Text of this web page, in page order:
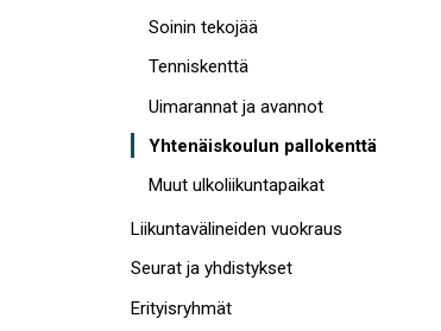
Soinin tekojää
Tenniskenttä
Uimarannat ja avannot
Yhtenäiskoulun pallokenttä
Muut ulkoliikuntapaikat
Liikuntavälineiden vuokraus
Seurat ja yhdistykset
Erityisryhmät